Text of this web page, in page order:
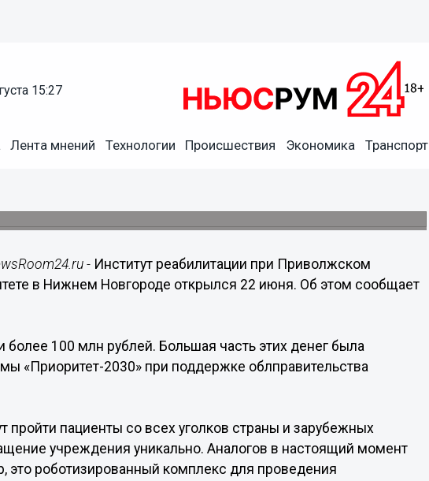
15:27
Лента мнений Технологии Происшествия Экономика Транспорт
ПИМУ за 100 млн рублей открылся
- Институт реабилитации при Приволжском
в Нижнем Новгороде открылся 22 июня. Об этом сообщает
более 100 млн рублей. Большая часть этих денег была
«Приоритет-2030» при поддержке облправительства
пройти пациенты со всех уголков страны и зарубежных
учреждения уникально. Аналогов в настоящий момент
это роботизированный комплекс для проведения